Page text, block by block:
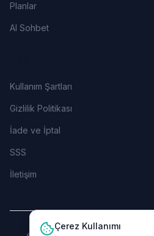
Planlar
AI Sohbet
Kullanım Şartları
Gizlilik Politikası
İade ve İptal
SSS
İletişim
Çerez Kullanımı